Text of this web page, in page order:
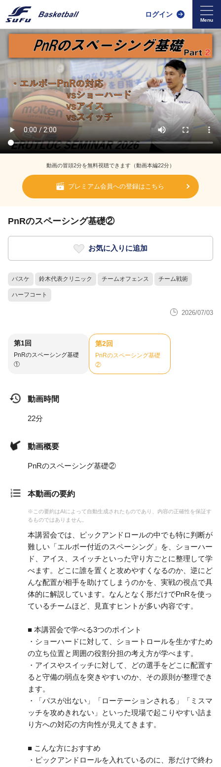
ログイン
動画の冒頭2分を無料視聴できます（動画本編22分）
プレミアム会員への登録はこちら
PnRのスペーシング基礎②
お気に入りに追加
バスケ 鈴木代表クリニック チームオフェンス チーム戦術
ハーフコート
2026/07/03
第1回
PnRのスペーシング基礎
①
第2回
PnRのスペーシング基礎
②
動画時間
22分
動画概要
PnRのスペーシング基礎②
本動画の要約
※この要約はAIによって自動生成されたものであり、内容の正確性を保証す
るものではありません。
本講習会では、ピックアンドロールの中でも特に判断が
難しい「エルボー付近のスペーシング」を、ショーハー
ド、アイス、スイッチといった守り方ごとに整理して学
べます。どこに誰を置くと攻めやすくなるのか、逆にど
んな配置が相手を助けてしまうのかを、実戦の視点で具
体的に解説しています。なんとなく形だけでPnRを使っ
ているチームほど、見直すヒントが多い内容です。
■ 本講習会で学べる3つのポイント
・ショーハードに対して、ショートロールを生かすため
の立ち位置と周囲の役割分担の考え方が学べます。
・アイスやスイッチに対して、どの選手をどこに配置す
ると守備の弱点を突きやすいのか、その原則が整理でき
ます。
・「パスが出ない」「ローテーションされる」「ミスマ
ッチを攻めきれない」といった現場で起こりやすい詰ま
り方への対応の方向性が見えてきます。
■ こんな方におすすめ
・ピックアンドロールを入れているのに、形だけで終わ